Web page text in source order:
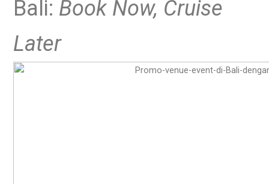
Bali: Book Now, Cruise
Later